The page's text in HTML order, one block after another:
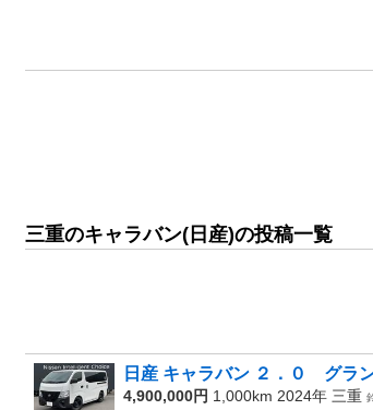
三重のキャラバン(日産)の投稿一覧
日産 キャラバン ２．０ グ
4,900,000円 1,000km 2024年 三重